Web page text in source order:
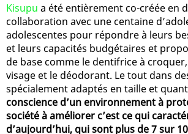
Kisupu a été entièrement co-créée en
collaboration avec une centaine
adolescentes pour répondre à leurs
et leurs capacités budgétaires et
de base comme le dentifrice à
visage et le déodorant. Le tout dans
spécialement adaptés en taille et
conscience d’un environnement à
société à améliorer c’est ce qui
d’aujourd’hui, qui sont plus de 7 sur